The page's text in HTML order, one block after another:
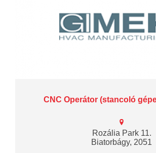
CNC Operátor (stancoló
Rozália Park 11.
Biatorbágy, 2051